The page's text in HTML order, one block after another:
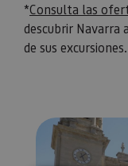
*Consulta las
descubrir Navarra
de sus excursiones.